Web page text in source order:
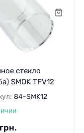
стекло
SMOK TFV12
84-SMK12